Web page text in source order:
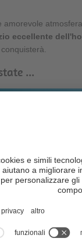
amorevole
eccellente
...